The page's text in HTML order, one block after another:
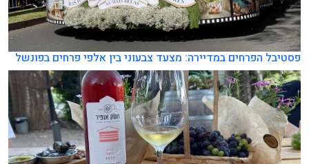
פסטיבל הפרחים במדיירה: מצעד צבעוני בין אלפי פרחים בפונשל